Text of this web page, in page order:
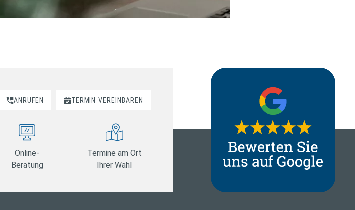
ANRUFEN TERMIN VEREINBAREN
Online-
Beratung
Termine am Ort
Ihrer Wahl